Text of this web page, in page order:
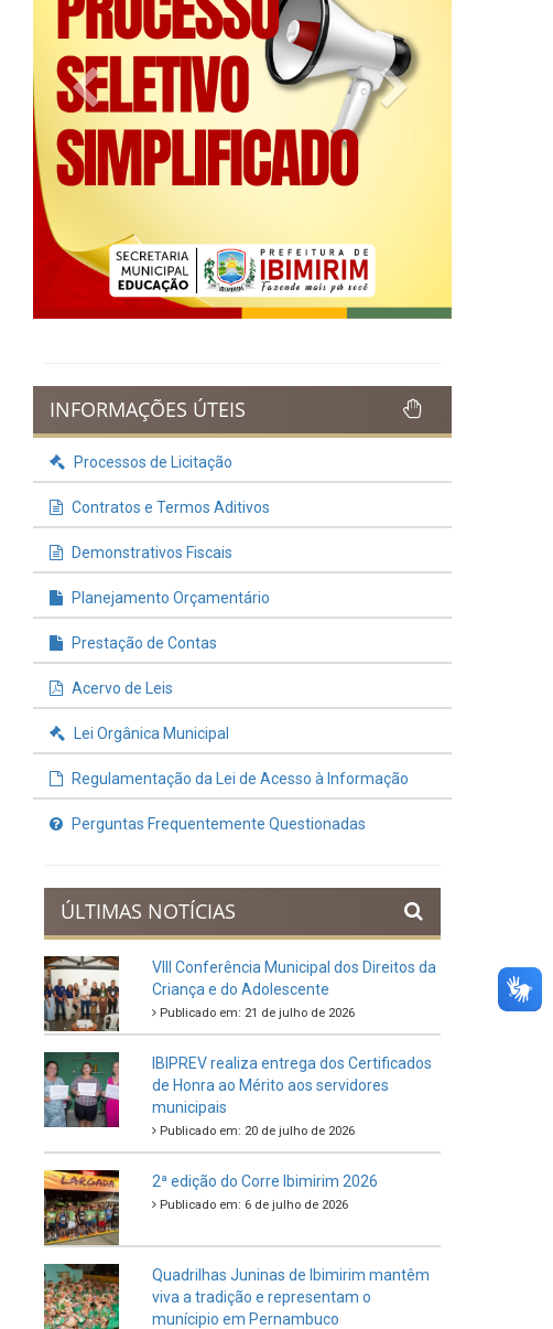
Previous Next
INFORMAÇÕES ÚTEIS
Processos de Licitação
Contratos e Termos Aditivos
Demonstrativos Fiscais
Planejamento Orçamentário
Prestação de Contas
Acervo de Leis
Lei Orgânica Municipal
Regulamentação da Lei de Acesso à Informação
Perguntas Frequentemente Questionadas
ÚLTIMAS NOTÍCIAS
VIII Conferência Municipal dos Direitos da
Criança e do Adolescente
Publicado em: 21 de julho de 2026
IBIPREV realiza entrega dos Certificados
de Honra ao Mérito aos servidores
municipais
Publicado em: 20 de julho de 2026
2ª edição do Corre Ibimirim 2026
Publicado em: 6 de julho de 2026
Quadrilhas Juninas de Ibimirim mantêm
viva a tradição e representam o
munícipio em Pernambuco